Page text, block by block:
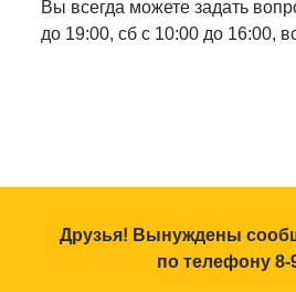
Вы всегда можете задать
до 19:00, сб с 10:00 до 16:00,
Друзья! Вынуждены
по телефону 8-